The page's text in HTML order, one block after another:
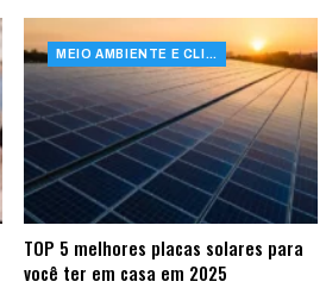
MEIO AMBIENTE E CLIMA
TOP 5 melhores placas solares para
você ter em casa em 2025